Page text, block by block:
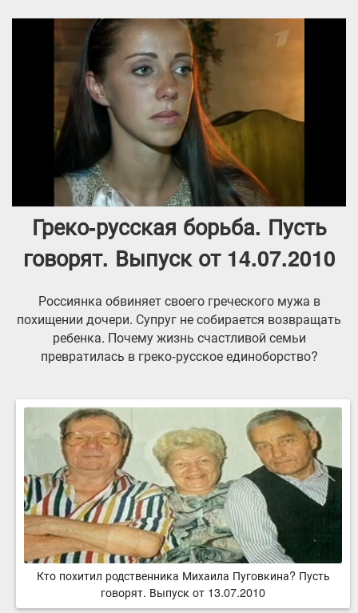
Греко-русская борьба. Пусть
говорят. Выпуск от 14.07.2010
Россиянка обвиняет своего греческого мужа в
похищении дочери. Супруг не собирается возвращать
ребенка. Почему жизнь счастливой семьи
превратилась в греко-русское единоборство?
Кто похитил родственника Михаила Пуговкина? Пусть
говорят. Выпуск от 13.07.2010